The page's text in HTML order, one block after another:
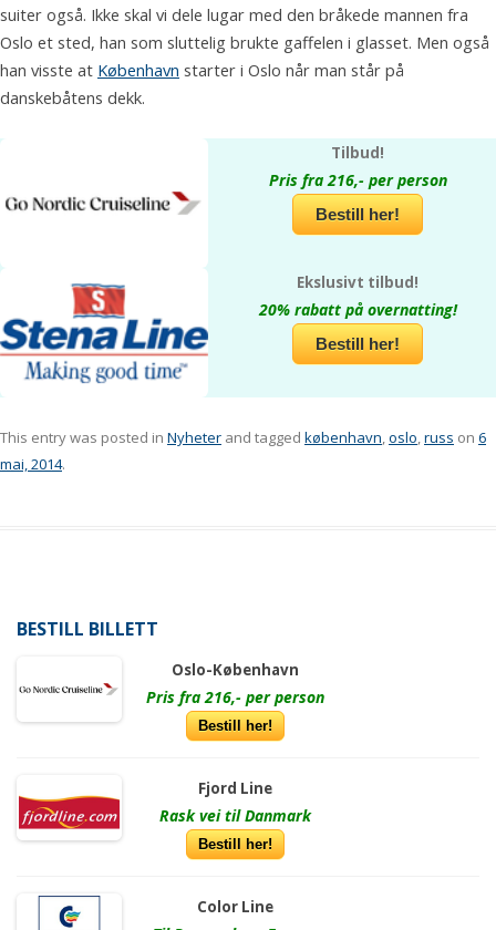
suiter også. Ikke skal vi dele lugar med den bråkede mannen fra
Oslo et sted, han som sluttelig brukte gaffelen i glasset. Men også
han visste at København starter i Oslo når man står på
danskebåtens dekk.
Tilbud!
Pris fra 216,- per person
Bestill her!
Ekslusivt tilbud!
20% rabatt på overnatting!
Bestill her!
This entry was posted in Nyheter and tagged københavn,oslo,russ on 6
mai, 2014.
BESTILL BILLETT
Oslo-København
Pris fra 216,- per person
Bestill her!
Fjord Line
Rask vei til Danmark
Bestill her!
Color Line